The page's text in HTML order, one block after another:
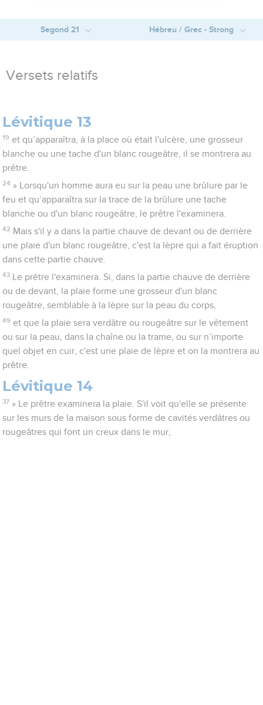
Segond 21 Hébreu / Grec - Strong
Versets relatifs
Lévitique 13
19 et qu’apparaîtra, à la place où était l'ulcère, une grosseur
blanche ou une tache d'un blanc rougeâtre, il se montrera au
prêtre.
24 » Lorsqu'un homme aura eu sur la peau une brûlure par le
feu et qu’apparaîtra sur la trace de la brûlure une tache
blanche ou d'un blanc rougeâtre, le prêtre l'examinera.
42 Mais s'il y a dans la partie chauve de devant ou de derrière
une plaie d'un blanc rougeâtre, c'est la lèpre qui a fait éruption
dans cette partie chauve.
43
Le prêtre l'examinera. Si, dans la partie chauve de derrière
ou de devant, la plaie forme une grosseur d'un blanc
rougeâtre, semblable à la lèpre sur la peau du corps,
49 et que la plaie sera verdâtre ou rougeâtre sur le vêtement
ou sur la peau, dans la chaîne ou la trame, ou sur n’importe
quel objet en cuir, c'est une plaie de lèpre et on la montrera au
prêtre.
Lévitique 14
37 » Le prêtre examinera la plaie. S'il voit qu'elle se présente
sur les murs de la maison sous forme de cavités verdâtres ou
rougeâtres qui font un creux dans le mur,